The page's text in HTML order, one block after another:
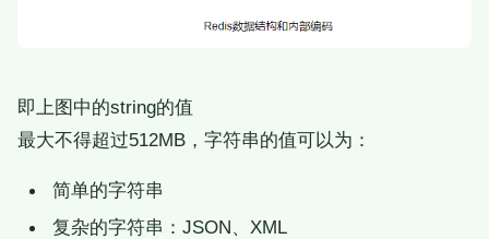
即上图中的string的值
最大不得超过512MB，字符串的值可以为：
简单的字符串
复杂的字符串：JSON、XML